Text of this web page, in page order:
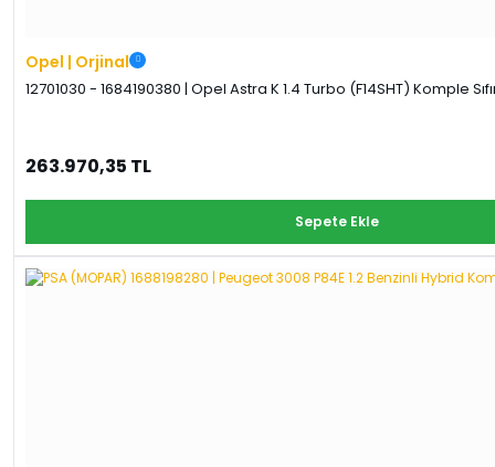
Opel | Orjinal
12701030 - 1684190380 | Opel Astra K 1.4 Turbo (F14SHT) Komple
263.970,35 TL
Sepete Ekle